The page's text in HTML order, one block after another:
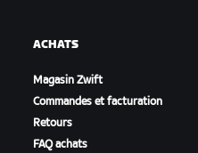
ACHATS
Magasin Zwift
Commandes et facturation
Retours
FAQ achats